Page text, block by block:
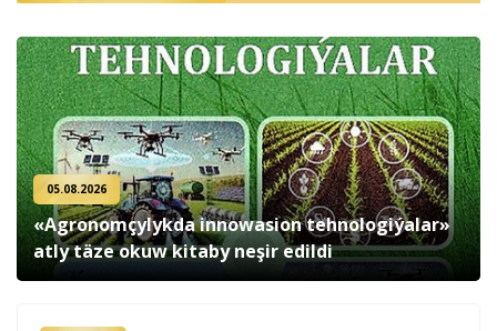
05.08.2026
«Agronomçylykda innowasion tehnologiýalar»
atly täze okuw kitaby neşir edildi